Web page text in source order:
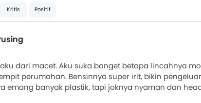
Kritis Positif
dari macet. Aku suka banget betapa lincahnya
perumahan. Bensinnya super irit, bikin
emang banyak plastik, tapi joknya nyaman dan